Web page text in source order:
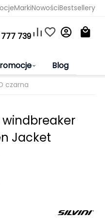
MarkiNowościBestsellery
739
Blog
czarna
Jacket